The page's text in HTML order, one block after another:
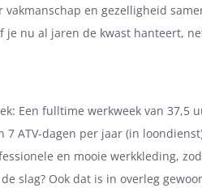
vakmanschap en gezelligheid
je nu al jaren de kwast hanteert,
Een fulltime werkweek van 37,5
7 ATV-dagen per jaar (in
en mooie werkkleding,
slag? Ook dat is in overleg